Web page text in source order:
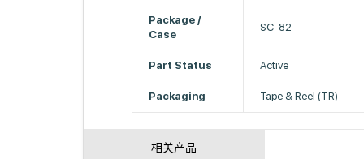
Package /
Case
SC-82
Part Status Active
Packaging Tape & Reel (TR)
相关产品